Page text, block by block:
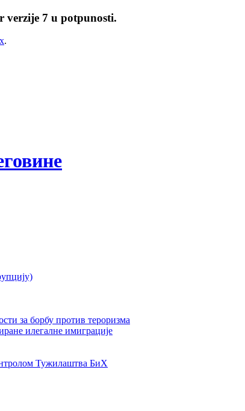
verzije 7 u potpunosti.
.
за борбу против тероризма
илегалне имиграције
Тужилаштва БиХ